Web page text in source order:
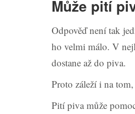
Může pití
Odpověď není tak
ho velmi málo. V
dostane až do piva.
Proto záleží i na
Pití piva může